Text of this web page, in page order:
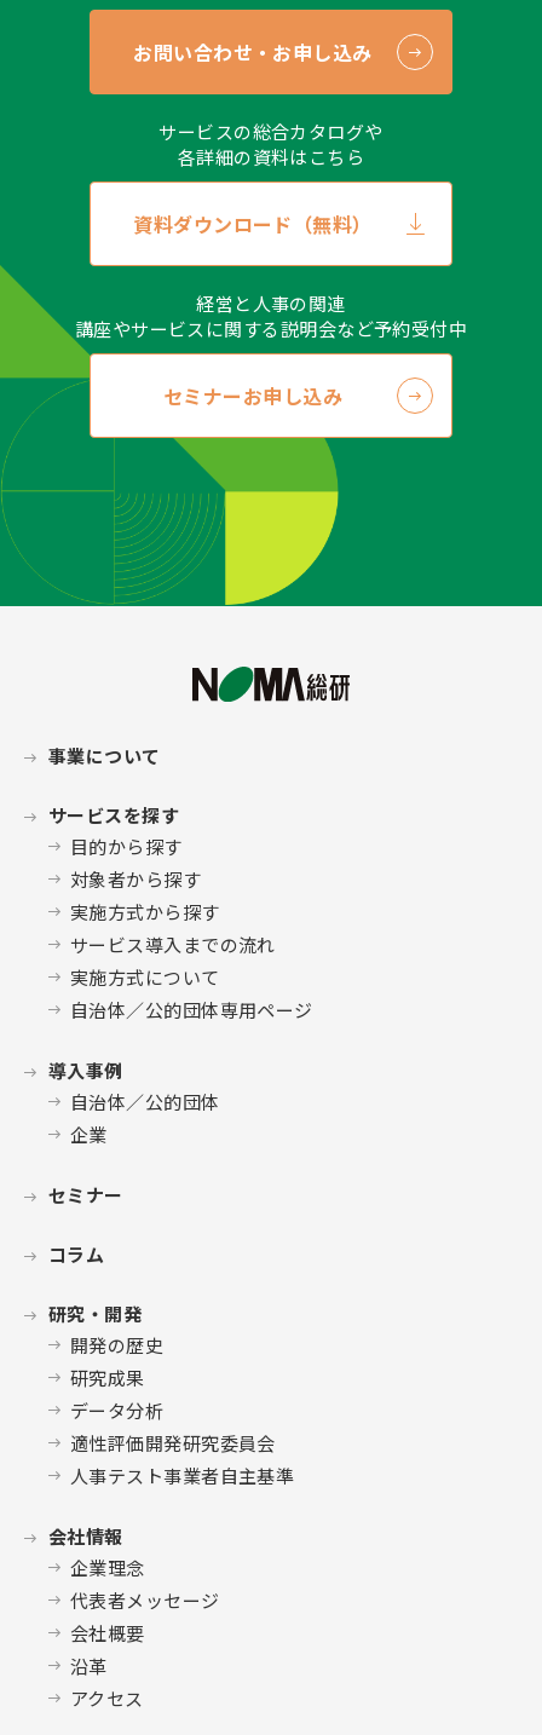
お問い合わせ・お申し込み
サービスの総合カタログや
各詳細の資料はこちら
資料ダウンロード（無料）
経営と人事の関連
講座やサービスに関する説明会など予約受付中
セミナーお申し込み
事業について
サービスを探す
目的から探す
対象者から探す
実施方式から探す
サービス導入までの流れ
実施方式について
自治体／公的団体専用ページ
導入事例
自治体／公的団体
企業
セミナー
コラム
研究・開発
開発の歴史
研究成果
データ分析
適性評価開発研究委員会
人事テスト事業者自主基準
会社情報
企業理念
代表者メッセージ
会社概要
沿革
アクセス